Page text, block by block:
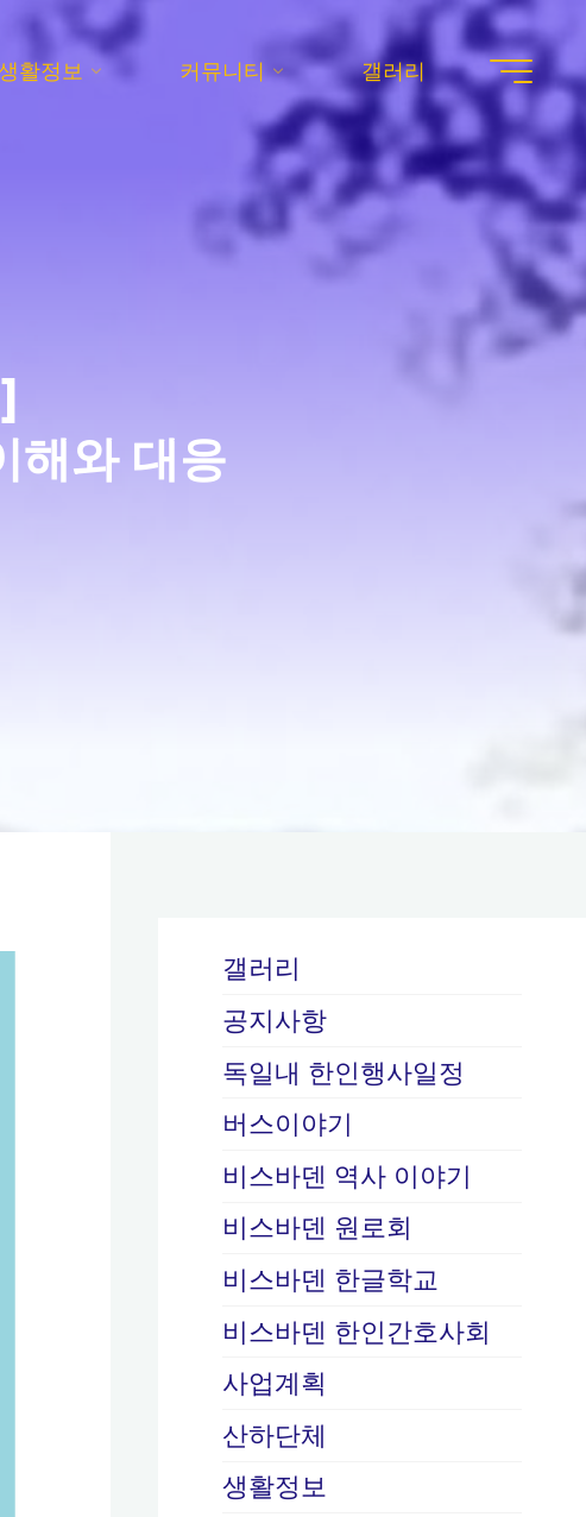
활정보 커뮤니티 갤러리
해와 대응
갤러리
공지사항
독일내 한인행사일정
버스이야기
비스바덴 역사 이야기
비스바덴 원로회
비스바덴 한글학교
비스바덴 한인간호사회
사업계획
산하단체
생활정보